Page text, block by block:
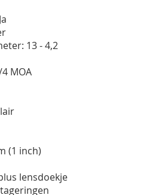
13 - 4,2
MOA
(1 inch)
lensdoekje